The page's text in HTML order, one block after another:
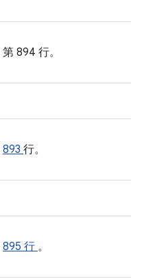
第 894 行。
893 行。
895 行 。